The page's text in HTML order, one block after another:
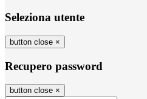
Seleziona utente
button close ×
Recupero password
button close ×